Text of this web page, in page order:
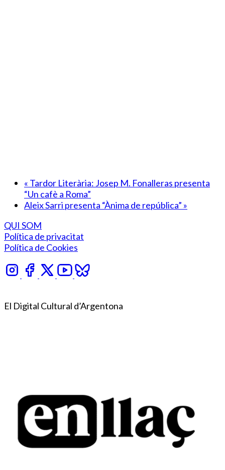
« Tardor Literària: Josep M. Fonalleras presenta
“Un cafè a Roma”
Aleix Sarri presenta “Ànima de república” »
QUI SOM
Política de privacitat
Política de Cookies
El Digital Cultural d’Argentona